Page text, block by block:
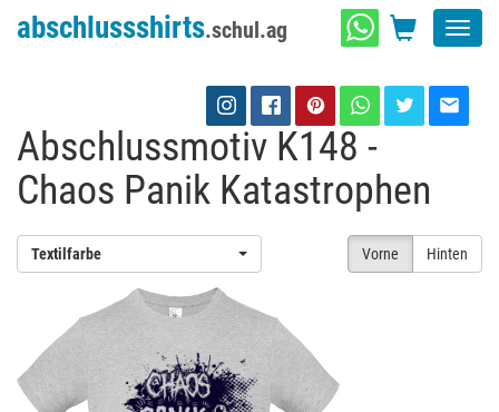
abschlussshirts.schul.ag
Abschlussmotiv K148 -
Chaos Panik Katastrophen
Vorne Hinten
Textilfarbe